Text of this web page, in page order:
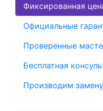
Фиксированная
Официальные
Проверенные
Бесплатная
Производим